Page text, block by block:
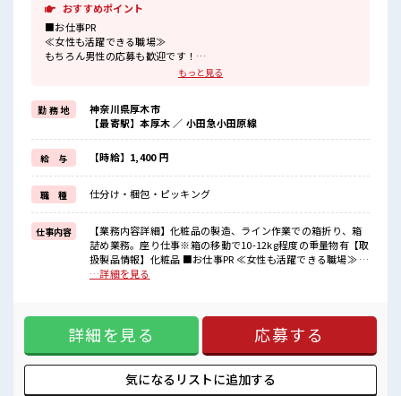
おすすめポイント
■お仕事PR
≪女性も活躍できる職場≫
もちろん男性の応募も歓迎です！
残業はほとんどナシ！
≪週休2日制≫
週末は家族や友人と一緒にプライベート満喫！
≪機能的な制服アリ≫
制服があるので、
毎日の服装の悩み解消♪
≪未経験の方も大カンゲイ≫
新しいことにチャレンジするのは不安だけど、
しっかり働く環境が整っています！
イチからスキルUP・ステップUP目指していきましょう！
■職場の雰囲気
女性が多い職場ですが男女は問いません！
オンオフの切替もできちゃう！
ロッカーあり！
安心してお仕事に集中♪
もっと見る
勤 務 地
神奈川県厚木市
【最寄駅】本厚木 ／ 小田急小田原線
給 与 【時給】1,400 円
職 種 仕分け・梱包・ピッキング
仕事内容
【業務内容詳細】化粧品の製造、ライン作業での箱折り、箱
詰め業務。座り仕事※箱の移動で10-12kg程度の重量物有【取
扱製品情報】化粧品 ■お仕事PR ≪女性も活躍できる職場≫ も
ちろん男性の応募も歓迎です！ ≪プライベートが充実する≫
ート満喫！ ≪機能的な制服アリ≫ 制服があるので、 毎日の服
装の悩み解消♪ ≪未経験の方も大カンゲイ≫ 新しいことにチ
ャレンジするのは不安だけど、 しっかり働く環境が整ってい
ます！ イチからスキルUP・ステップUP目指していきましょ
ん！ 応募お待ちしております！ しっかり休める休憩室あり！
…詳細を見る
詳細を見る 応募する
気になるリストに追加する